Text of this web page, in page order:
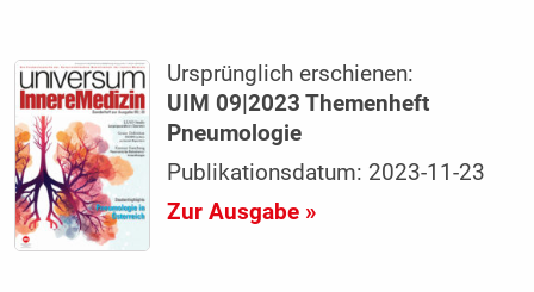
Ursprünglich erschienen:
UIM 09|2023 Themenheft
Pneumologie
Publikationsdatum: 2023-11-23
Zur Ausgabe »